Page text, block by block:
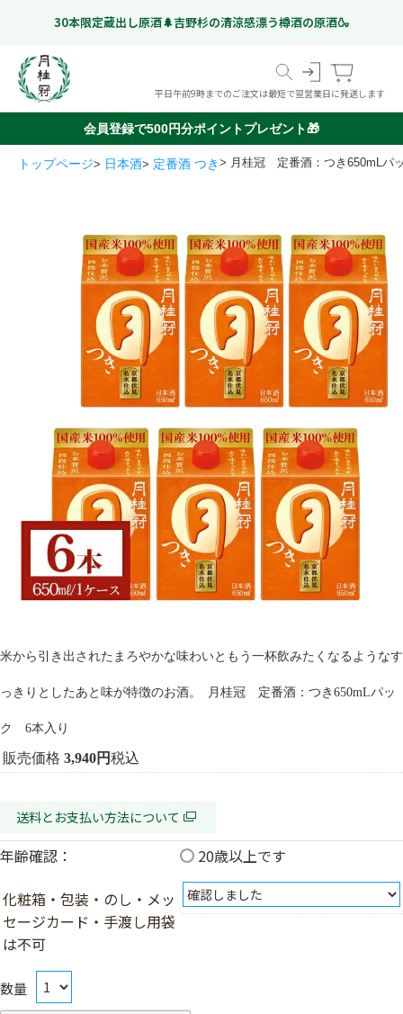
30本限定蔵出し原酒🌲吉野杉の清涼感漂う樽酒の原酒🍶
平日午前9時までのご注文は最短で翌営業日に発送します
こだわりのお酒
いつものお酒
ギフトのお酒
Gekkeikan Studio
(ノンアルコール日本酒)
リキュール・梅酒ほか
ドイツビール
甘酒
奈良漬
オリジナルグッズ
京都伏見の
ミネラルウォーター
価格帯から選ぶ
999 円以下
1,000 円 - 1,999 円以下
2,000 円 - 2,999 円以下
3,000 円 - 4,999 円以下
5,000 円以上
会員登録で500円分ポイントプレゼント🎁
トップページ 日本酒 定番酒 つき 月桂冠 定番酒：つき650mLパ
米から引き出されたまろやかな味わいともう一杯飲みたくなるようなす
っきりとしたあと味が特徴のお酒。 月桂冠 定番酒：つき650mLパッ
ク 6本入り
販売価格 3,940 税込
送料とお支払い方法について
年齢確認：
20歳以上です
化粧箱・包装・のし・メッ
セージカード・手渡し用袋
は不可